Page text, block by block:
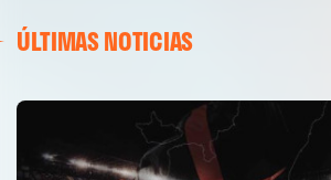
ÚLTIMAS NOTICIAS